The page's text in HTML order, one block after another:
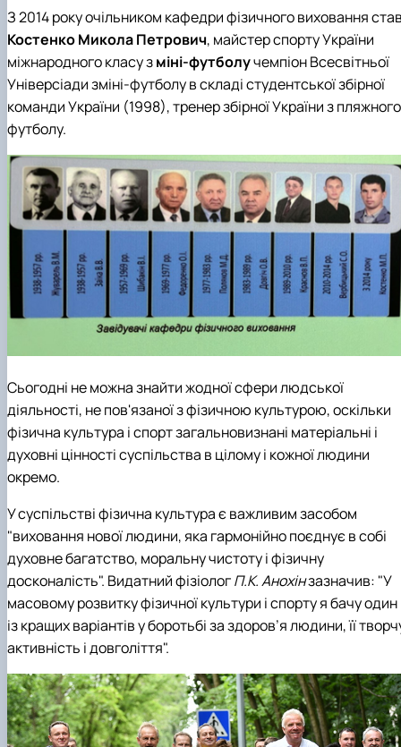
З 2014 року очільником кафедри фізичного виховання
Костенко Микола Петрович, майстер спорту України
міжнародного класу зміні-футболучемпіон Всесвітньої
Універсіади зміні-футболу в складі студентської збірної
команди України (1998), тренер збірної України з пляжного
футболу.
Сьогодні не можна знайти жодної сфери людської
діяльності, не пов'язаної з фізичною культурою, оскільки
фізична культура і спорт загальновизнані матеріальні і
духовні цінності суспільства в цілому і кожної людини
окремо.
У суспільстві фізична культура є важливим засобом
"виховання нової людини, яка гармонійно поєднує в собі
духовне багатство, моральну чистоту і фізичну
досконалість". Видатний фізіологП.К. Анохінзазначив: "У
масовому розвитку фізичної культури і спорту я бачу один
із кращих варіантів у боротьбі за здоров’я людини, її
активність і довголіття".